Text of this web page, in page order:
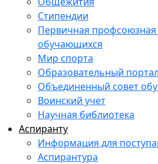
Стипендии
Первичная профсоюзная
обучающихся
Мир спорта
Образовательный
Объединенный совет
Воинский учет
Научная библиотека
Аспиранту
Информация для
Аспирантура